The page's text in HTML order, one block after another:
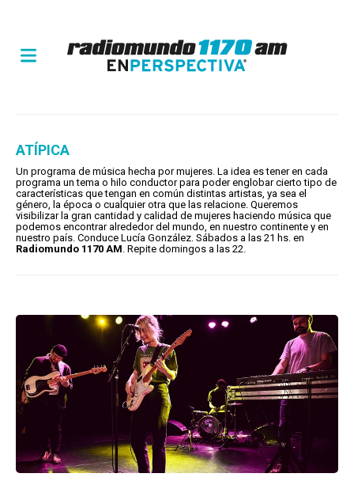
ATÍPICA
Un programa de música hecha por mujeres. La idea es tener en cada
programa un tema o hilo conductor para poder englobar cierto tipo de
características que tengan en común distintas artistas, ya sea el
género, la época o cualquier otra que las relacione. Queremos
visibilizar la gran cantidad y calidad de mujeres haciendo música que
podemos encontrar alrededor del mundo, en nuestro continente y en
nuestro país. Conduce Lucía González. Sábados a las 21 hs. en
Radiomundo 1170 AM. Repite domingos a las 22.